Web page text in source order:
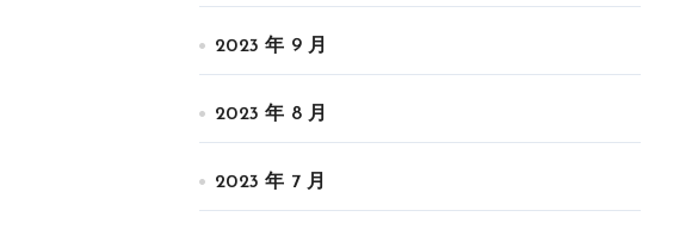
2023 年 9 月
2023 年 8 月
2023 年 7 月